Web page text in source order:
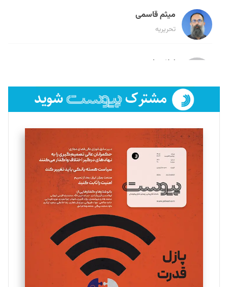
میثم قاسمی
تحریریه
لیلا حنارود
فائزه فتحی رستمی
تحریریه
سروش کرمیان
تحریریه
مینا پاکدل
یسنا امان‌پور
تحریریه